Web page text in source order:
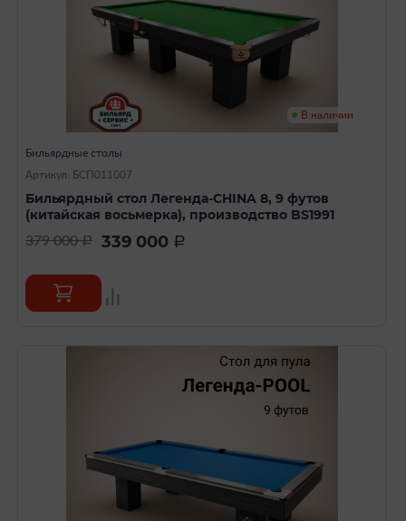
В наличии
Бильярдные столы
Артикул: БСП011007
Бильярдный стол Легенда-CHINA 8, 9 футов
(китайская восьмерка), производство BS1991
379 000a 339 000 a